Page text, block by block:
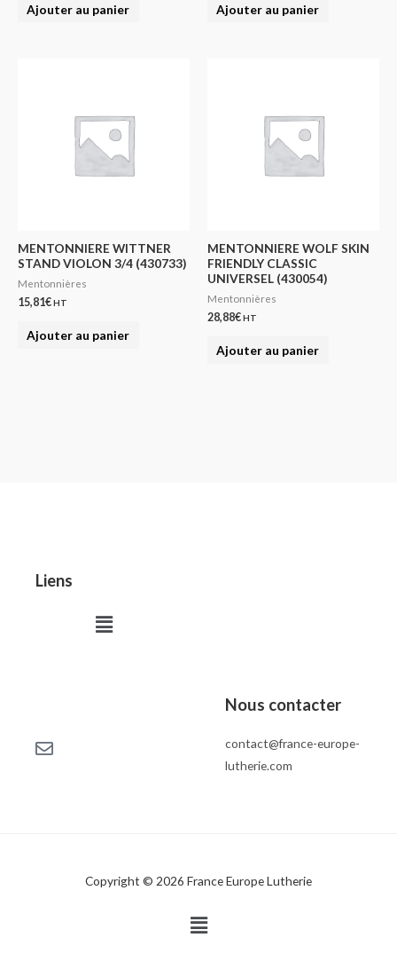
Ajouter au panier Ajouter au panier
MENTONNIERE WITTNER
STAND VIOLON 3/4 (430733)
Mentonnières
15,81€HT
Ajouter au panier
MENTONNIERE WOLF SKIN
FRIENDLY CLASSIC
UNIVERSEL (430054)
Mentonnières
28,88€HT
Ajouter au panier
Liens
Menu
Nous contacter
contact@france-europe-
lutherie.com
Copyright © 2026 France Europe Lutherie
Menu